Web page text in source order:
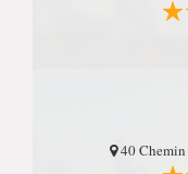
40